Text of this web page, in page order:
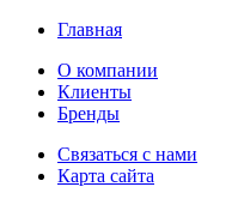
Главная
О компании
Клиенты
Бренды
Связаться с нами
Карта сайта